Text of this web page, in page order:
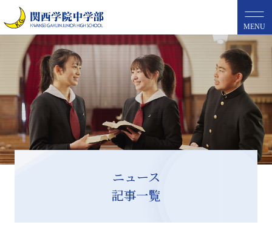
MENU
ニュース
記事一覧